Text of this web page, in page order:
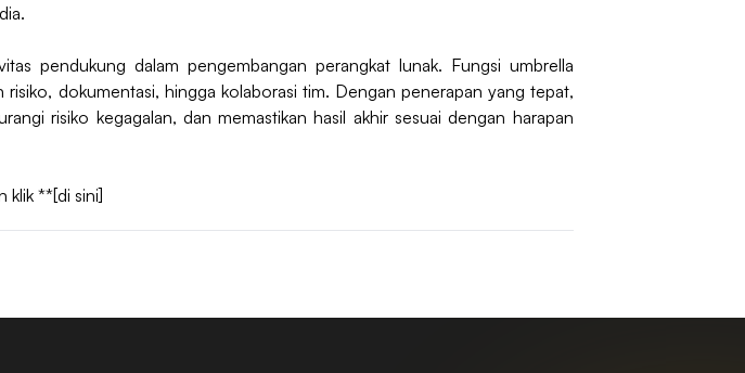
pendukung dalam pengembangan perangkat lunak. Fungsi umbrella
dokumentasi, hingga kolaborasi tim. Dengan penerapan yang tepat,
risiko kegagalan, dan memastikan hasil akhir sesuai dengan harapan
klik **[di sini]